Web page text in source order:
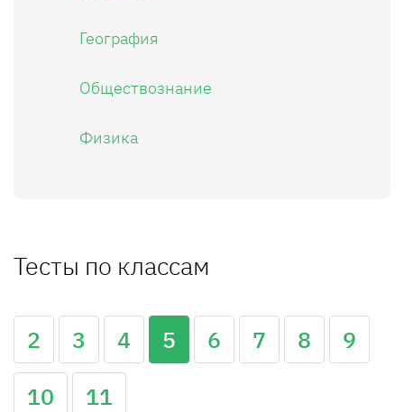
География
Обществознание
Физика
Тесты по классам
2 3 4 5 6 7 8
9
10
11